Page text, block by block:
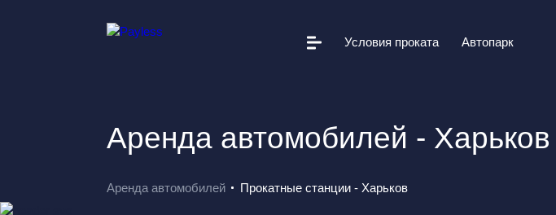
Условия проката Автопарк
Дополнительные услуги
Аренда автомобилей - Харьков
Аренда автомобилей Прокатные станции - Харьков